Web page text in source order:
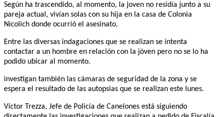
Según ha trascendido, al momento, la joven no residía junto a su
pareja actual, vivían solas con su hija en la casa de Colonia
Nicolich donde ocurrió el asesinato.
Entre las diversas indagaciones que se realizan se intenta
contactar a un hombre en relación con la jóven pero no se lo ha
podido ubicar al momento.
investigan también las cámaras de seguridad de la zona y se
espera el resultado de las autopsias que se realizan este lunes.
Víctor Trezza, Jefe de Policía de Canelones está siguiendo